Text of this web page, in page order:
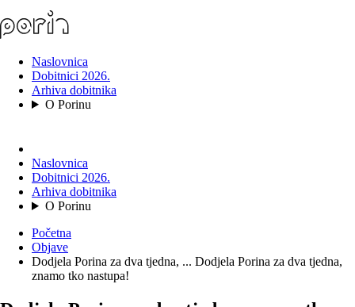
Naslovnica
Dobitnici 2026.
Arhiva dobitnika
O Porinu
Naslovnica
Dobitnici 2026.
Arhiva dobitnika
O Porinu
Početna
Objave
Dodjela Porina za dva tjedna, ... Dodjela Porina za dva tjedna,
znamo tko nastupa!